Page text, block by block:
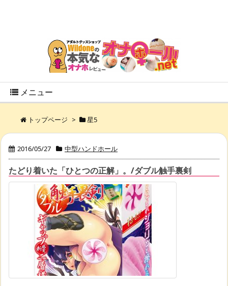
メニュー
トップページ > 星5
2016/05/27 中型ハンドホール
たどり着いた「ひとつの正解」。/ダブル触手裏剣